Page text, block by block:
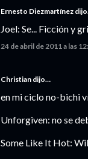
Ernesto Diezmartínez
Joel: Se... Ficción y
24 de abril de 2011 a las
Christian dijo…
en mi ciclo no-bichi
Unforgiven: no se
Some Like It Hot: